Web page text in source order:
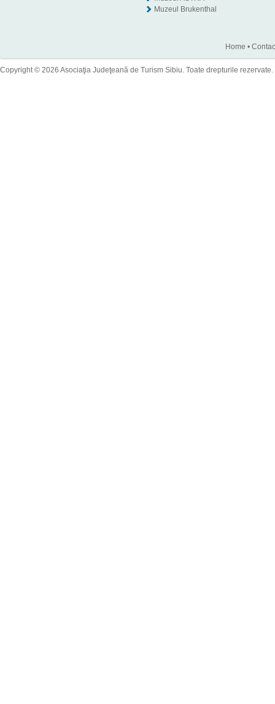
Muzeul Brukenthal
Home •
Copyright © 2026 Asociaţia Judeţeană de Turism Sibiu. Toate drepturile rezervate.